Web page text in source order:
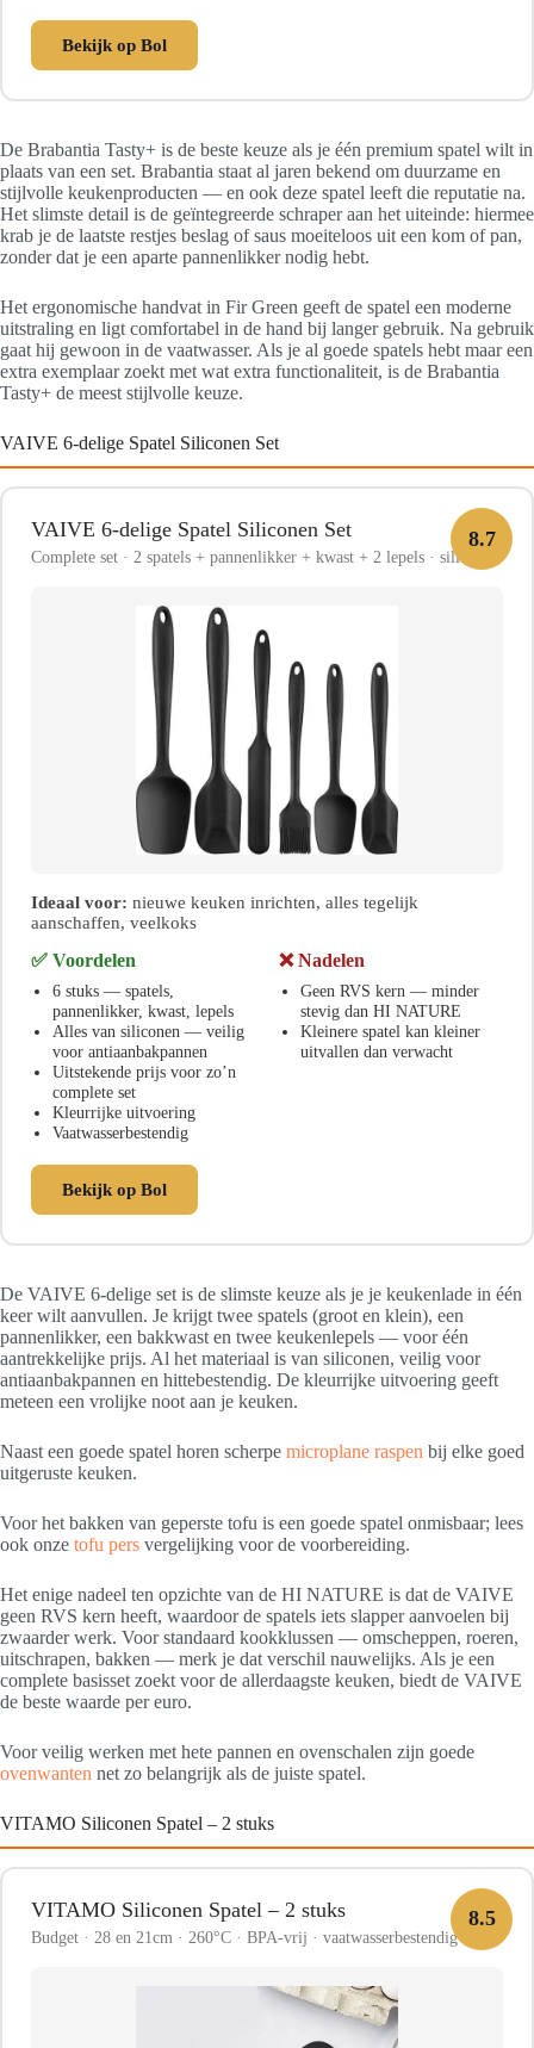
Bekijk op Bol
De Brabantia Tasty+ is de beste keuze als je één premium spatel wilt in
plaats van een set. Brabantia staat al jaren bekend om duurzame en
stijlvolle keukenproducten — en ook deze spatel leeft die reputatie na.
Het slimste detail is de geïntegreerde schraper aan het uiteinde: hiermee
krab je de laatste restjes beslag of saus moeiteloos uit een kom of pan,
zonder dat je een aparte pannenlikker nodig hebt.
Het ergonomische handvat in Fir Green geeft de spatel een moderne
uitstraling en ligt comfortabel in de hand bij langer gebruik. Na gebruik
gaat hij gewoon in de vaatwasser. Als je al goede spatels hebt maar een
extra exemplaar zoekt met wat extra functionaliteit, is de Brabantia
Tasty+ de meest stijlvolle keuze.
VAIVE 6-delige Spatel Siliconen Set
8.7
VAIVE 6-delige Spatel Siliconen Set
Complete set · 2 spatels + pannenlikker + kwast + 2 lepels · siliconen
Ideaal voor: nieuwe keuken inrichten, alles tegelijk
aanschaffen, veelkoks
✅ Voordelen
6 stuks — spatels,
pannenlikker, kwast, lepels
Alles van siliconen — veilig
voor antiaanbakpannen
Uitstekende prijs voor zo’n
complete set
Kleurrijke uitvoering
Vaatwasserbestendig
❌ Nadelen
Geen RVS kern — minder
stevig dan HI NATURE
Kleinere spatel kan kleiner
uitvallen dan verwacht
Bekijk op Bol
De VAIVE 6-delige set is de slimste keuze als je je keukenlade in één
keer wilt aanvullen. Je krijgt twee spatels (groot en klein), een
pannenlikker, een bakkwast en twee keukenlepels — voor één
aantrekkelijke prijs. Al het materiaal is van siliconen, veilig voor
antiaanbakpannen en hittebestendig. De kleurrijke uitvoering geeft
meteen een vrolijke noot aan je keuken.
Naast een goede spatel horen scherpe microplane raspen bij elke goed
uitgeruste keuken.
Voor het bakken van geperste tofu is een goede spatel onmisbaar; lees
ook onze tofu pers vergelijking voor de voorbereiding.
Het enige nadeel ten opzichte van de HI NATURE is dat de VAIVE
geen RVS kern heeft, waardoor de spatels iets slapper aanvoelen bij
zwaarder werk. Voor standaard kookklussen — omscheppen, roeren,
uitschrapen, bakken — merk je dat verschil nauwelijks. Als je een
complete basisset zoekt voor de allerdaagste keuken, biedt de VAIVE
de beste waarde per euro.
Voor veilig werken met hete pannen en ovenschalen zijn goede
ovenwanten net zo belangrijk als de juiste spatel.
VITAMO Siliconen Spatel – 2 stuks
8.5
VITAMO Siliconen Spatel – 2 stuks
Budget · 28 en 21cm · 260°C · BPA-vrij · vaatwasserbestendig